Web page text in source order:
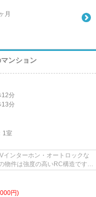
月
ンション
12分
13分
1室
インターホン・オートロックな
物件は強度の高いRC構造です。
円)